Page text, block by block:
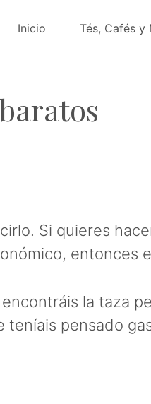
Inicio Tés, Cafés y
Si quieres
entonces
la taza
teníais pensado